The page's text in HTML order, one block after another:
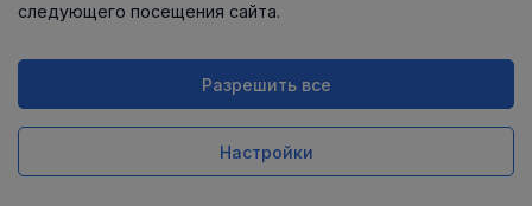
Интернет-магазин работает
следующего посещения сайта.
Разрешить все
Настройки